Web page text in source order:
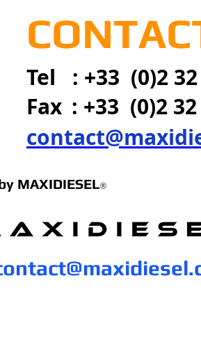
Tel : +33 (0)2 32
Fax : +33 (0)2
MAXIDIESEL®